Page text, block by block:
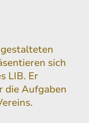
sich
LIB. Er
die Aufgaben